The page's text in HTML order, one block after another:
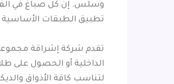
وسلس. إن كل صباغ في
تطبيق الطبقات الأساسية
تقدم شركة إشراقة
الداخلية أو الحصول على
لتناسب كافة الأذواق